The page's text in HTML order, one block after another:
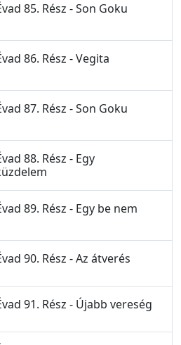
85. Rész - Son Goku
86. Rész - Vegita
87. Rész - Son Goku
88. Rész - Egy
89. Rész - Egy be nem
90. Rész - Az átverés
91. Rész - Újabb vereség